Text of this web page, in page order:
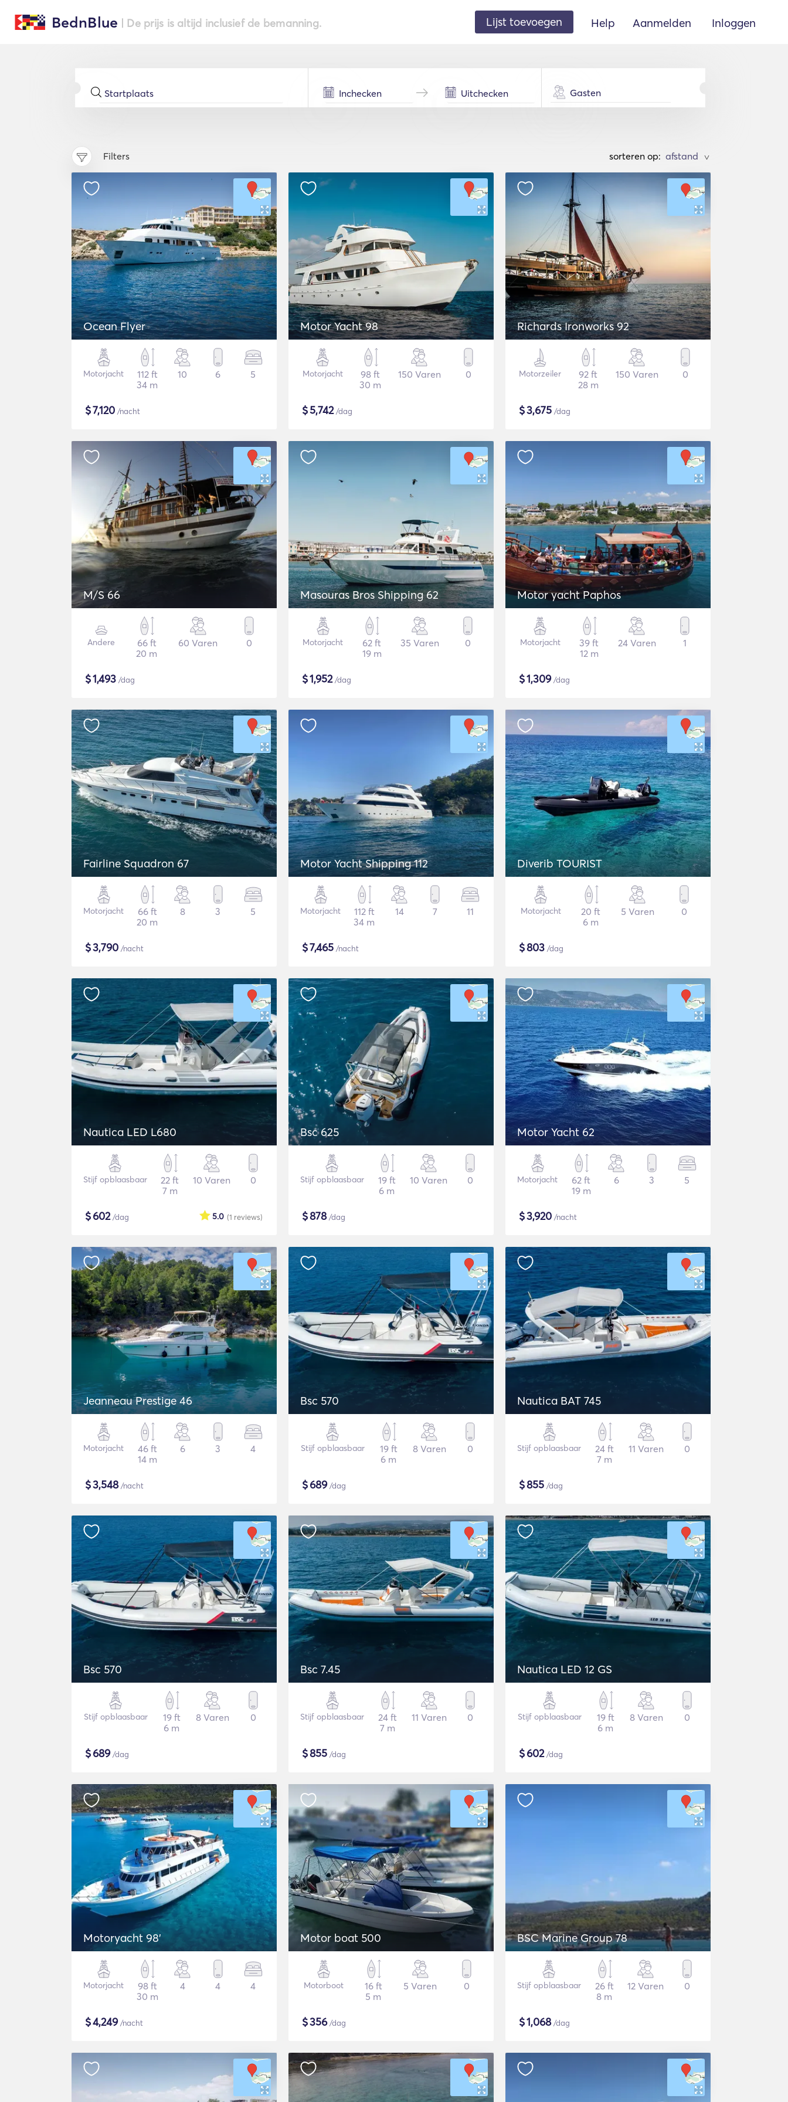
BednBlue | De prijs is altijd inclusief de bemanning. Lijst toevoegen Help Aanmelden Inloggen
Gasten
Filters sorteren op: >
Ocean Flyer
Motorjacht
112 ft
34 m
10 6 5
$7,120 /nacht
Motor Yacht 98
Motorjacht
98 ft
30 m
150 Varen 0
$5,742/dag
Richards Ironworks 92
Motorzeiler
92 ft
28 m
150 Varen 0
$3,675 /dag
M/S 66
Andere
66 ft
20 m
60 Varen 0
$1,493 /dag
Masouras Bros Shipping 62
Motorjacht
62 ft
19 m
35 Varen 0
$1,952/dag
Motor yacht Paphos
Motorjacht
39 ft
12 m
24 Varen 1
$1,309/dag
Fairline Squadron 67
Motorjacht
66 ft
20 m
8 3 5
$3,790 /nacht
Motor Yacht Shipping 112
Motorjacht
112 ft
34 m
14 7 11
$7,465 /nacht
Diverib TOURIST
Motorjacht
20 ft
6 m
5 Varen 0
$803 /dag
Nautica LED L680
Stijf opblaasbaar
22 ft
7 m
10 Varen 0
$602/dag (1 reviews)
5.0
Bsc 625
Stijf opblaasbaar
19 ft
6 m
10 Varen 0
$878/dag
Motor Yacht 62
Motorjacht
62 ft
19 m
6 3 5
$3,920 /nacht
Jeanneau Prestige 46
Motorjacht
46 ft
14 m
6 3 4
$3,548/nacht
Bsc 570
Stijf opblaasbaar
19 ft
6 m
8 Varen 0
$689/dag
Nautica BAT 745
Stijf opblaasbaar
24 ft
7 m
11 Varen 0
$855 /dag
Bsc 570
Stijf opblaasbaar
19 ft
6 m
8 Varen 0
$689/dag
Bsc 7.45
Stijf opblaasbaar
24 ft
7 m
11 Varen 0
$855 /dag
Nautica LED 12 GS
Stijf opblaasbaar
19 ft
6 m
8 Varen 0
$602/dag
Motoryacht 98'
Motorjacht
98 ft
30 m
4 4 4
$4,249/nacht
Motor boat 500
Motorboot
16 ft
5 m
5 Varen 0
$356/dag
BSC Marine Group 78
Stijf opblaasbaar
26 ft
8 m
12 Varen 0
$1,068/dag